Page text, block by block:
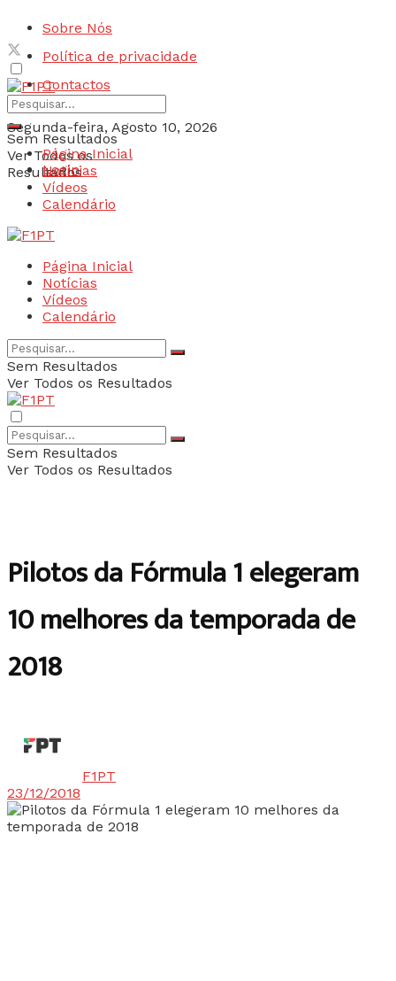
Sobre Nós
Política de privacidade
Contactos
Segunda-feira, Agosto 10, 2026
Login
Sem Resultados
Ver Todos os
Resultados
Página Inicial
Notícias
Vídeos
Calendário
Página Inicial
Notícias
Vídeos
Calendário
Sem Resultados
Ver Todos os Resultados
Sem Resultados
Ver Todos os Resultados
Pilotos da Fórmula 1 elegeram
10 melhores da temporada de
2018
F1PT
23/12/2018